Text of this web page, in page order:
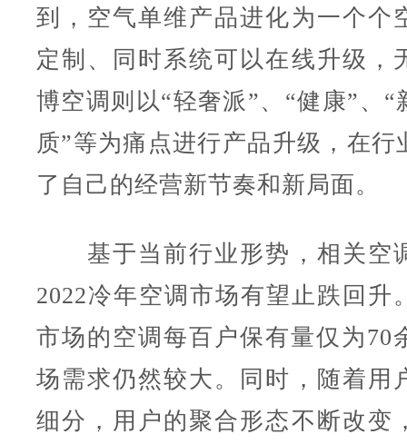
到，空气单维产品进化为一个个
定制、同时系统可以在线升级，
博空调则以“轻奢派”、“健康”、“
质”等为痛点进行产品升级，在行
了自己的经营新节奏和新局面。
基于当前行业形势，相关空
2022冷年空调市场有望止跌回升
市场的空调每百户保有量仅为70
场需求仍然较大。同时，随着用
细分，用户的聚合形态不断改变